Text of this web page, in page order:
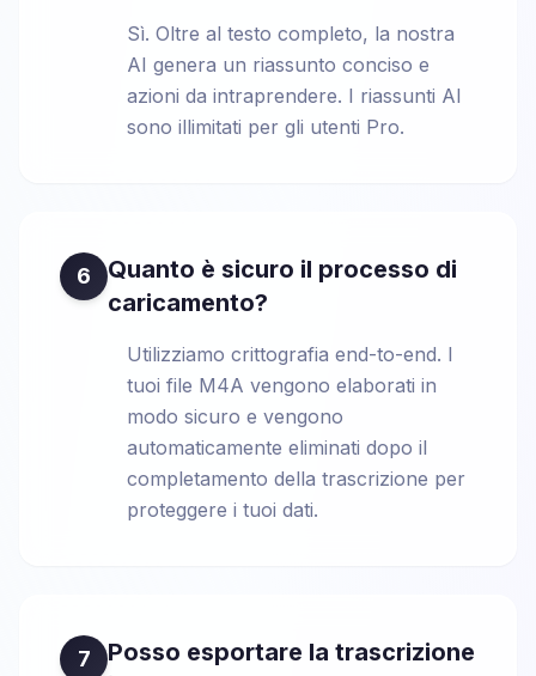
Sì. Oltre al testo completo, la nostra
AI genera un riassunto conciso e
azioni da intraprendere. I riassunti AI
sono illimitati per gli utenti Pro.
6
Quanto è sicuro il processo di
caricamento?
Utilizziamo crittografia end-to-end. I
tuoi file M4A vengono elaborati in
modo sicuro e vengono
automaticamente eliminati dopo il
completamento della trascrizione per
proteggere i tuoi dati.
7
Posso esportare la trascrizione